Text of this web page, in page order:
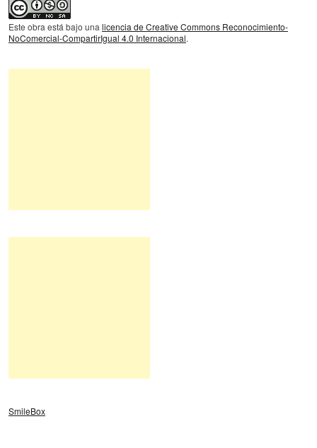
Este obra está bajo una licencia de Creative Commons Reconocimiento-
NoComercial-CompartirIgual 4.0 Internacional.
SmileBox